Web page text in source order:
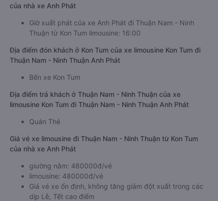
của nhà xe Anh Phát
Giờ xuất phát của xe Anh Phát đi Thuận Nam - Ninh
Thuận từ Kon Tum limousine: 16:00
Địa điểm đón khách ở Kon Tum của xe limousine Kon Tum đi
Thuận Nam - Ninh Thuận Anh Phát
Bến xe Kon Tum
Địa điểm trả khách ở Thuận Nam - Ninh Thuận của xe
limousine Kon Tum đi Thuận Nam - Ninh Thuận Anh Phát
Quán Thẻ
Giá vé xe limousine đi Thuận Nam - Ninh Thuận từ Kon Tum
của nhà xe Anh Phát
giường nằm: 480000đ/vé
limousine: 480000đ/vé
Giá vé xe ổn định, không tăng giảm đột xuất trong các
dịp Lễ, Tết cao điểm